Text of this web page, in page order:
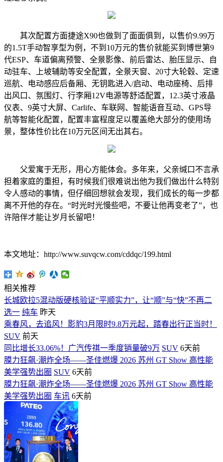
其次配置方面捷途X90也做到了面面俱到，以售价9.99万
的1.5T手动智享型为例，不到10万元的售价就能买到博世第9
代ESP、车道偏离预警、全景影像、前后雷达、胎压显示、自
动驻车、上坡辅助等安全配置，全景天窗、20寸大轮毂、定速
巡航、电动感应后备厢、无钥匙进入/启动、电动座椅、后排
出风口、氛围灯、行李厢12V电源等舒适配置，12.3英寸液晶
仪表、9英寸大屏、Carlife、车联网、智能语音互动、GPS导
航等智能化配置，配置丰富程度足以覆盖绝大部分的使用场
景，整体性价比在10万元区间无出其右。
父爱寓于无形，用心方能体会。多年来，父亲缄口不言承
担着家庭的重担，有时候我们很难说出他为我们做出什么特别
令人感动的事情，但仔细回想就会发现，我们成长的每一步都
离不开他的存在。“时光时光慢些吧，不要让他再变老了”，也
许陪伴才能让岁月长留吧！
本文地址：http://www.suvqcw.com/cddqc/199.html
相关推荐
长城欧拉5混动版硬核验证“平顺实力”，让“顺”与“快”不再二
选一 纯车 昨天
乘春风，去追风！影豹3月限时9.8万元起，踏春出行正当时！
SUV 前天
同比增长33.06%！广汽传祺一季度销量破9万 SUV 6天前
膜力狂飙·潮炸全场——圣佳燃爆 2026 苏州 GT Show 高性能
美学强势出圈 SUV 6天前
膜力狂飙·潮炸全场——圣佳燃爆 2026 苏州 GT Show 高性能
美学强势出圈 车讯 6天前